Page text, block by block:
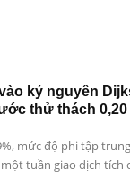
kỷ nguyên
thử thách 0,20
mức độ phi tập
tuần giao dịch tích